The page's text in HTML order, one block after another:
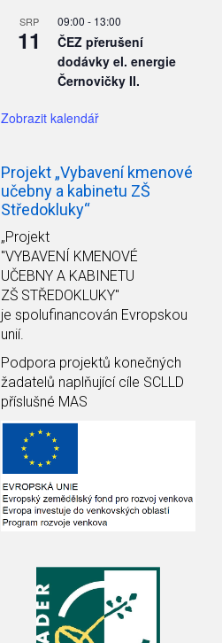
SRP
11
09:00 - 13:00
ČEZ přerušení
dodávky el. energie
Černovičky II.
Zobrazit kalendář
Projekt „Vybavení kmenové
učebny a kabinetu ZŠ
Středokluky“
„Projekt
"VYBAVENÍ KMENOVÉ
UČEBNY A KABINETU
ZŠ STŘEDOKLUKY"
je spolufinancován Evropskou
unií.
Podpora projektů konečných
žadatelů naplňující cíle SCLLD
příslušné MAS